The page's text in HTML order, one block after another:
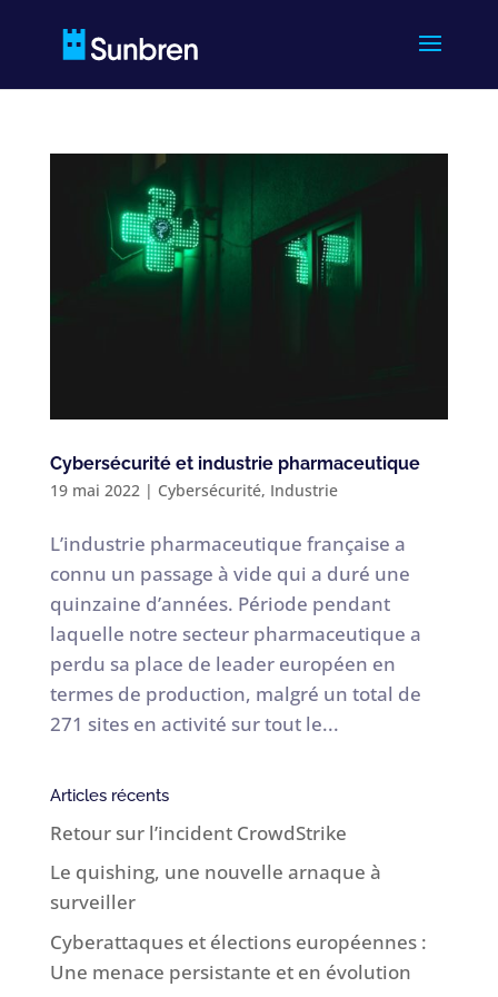
Cybersécurité et industrie pharmaceutique
19 mai 2022| Cybersécurité, Industrie
L’industrie pharmaceutique française a
connu un passage à vide qui a duré une
quinzaine d’années. Période pendant
laquelle notre secteur pharmaceutique a
perdu sa place de leader européen en
termes de production, malgré un total de
271 sites en activité sur tout le...
Articles récents
Retour sur l’incident CrowdStrike
Le quishing, une nouvelle arnaque à
surveiller
Cyberattaques et élections européennes :
Une menace persistante et en évolution